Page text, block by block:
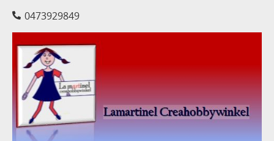
0473929849